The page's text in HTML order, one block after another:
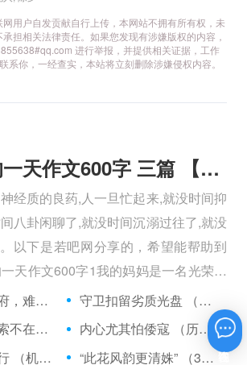
用户自发贡献自行上传，本网站不拥有所有权，未
担相关法律责任。如果您发现有涉嫌版权的内容，
进行举报，并提供相关证据，工作
系你，一经查实，本站将立刻删除涉嫌侵权内容。
妈妈忙碌的一天作文600字 三篇 【600字】
经质的良药,人一旦忙起来,就没时间抑
八卦闲聊了,就没时间沉溺过往了,就没
以下是若吧网分享的，希望能帮助到
天作文600字1我的妈妈是一名光荣的
做不完的事情。
状子递与开封府，难忍怒气心中生 （5字口语）
守卫扣留劣质光盘 （5字常言）
矮脚虎、病关索不在，智多星、行者前往此处 （七字俗语）
内心尤其怕倭寇 （历法用语一卷帘）
干活决策皆在行 （机构简称二）
“此花风韵更清姝” （3字手机品牌）